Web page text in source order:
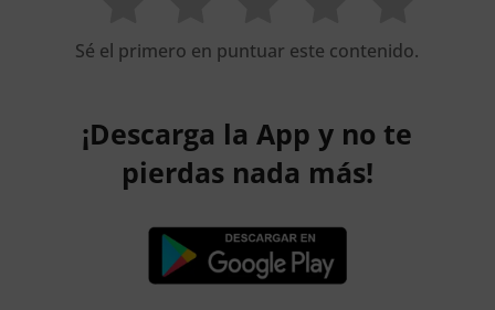
Sé el primero en puntuar este contenido.
¡Descarga la App y no te
pierdas nada más!